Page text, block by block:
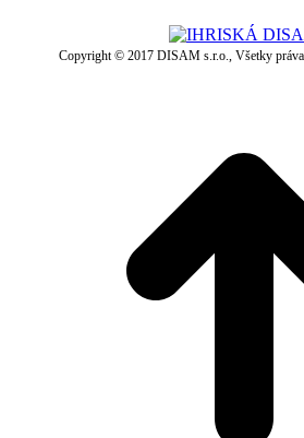
Copyright © 2017 DISAM s.r.o., Všetky práva